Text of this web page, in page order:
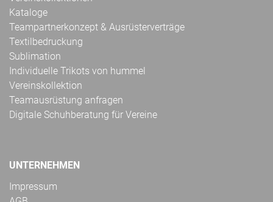
Kataloge
Teampartnerkonzept & Ausrüsterverträge
Textilbedruckung
Sublimation
Individuelle Trikots von hummel
Vereinskollektion
Teamausrüstung anfragen
Digitale Schuhberatung für Vereine
UNTERNEHMEN
Impressum